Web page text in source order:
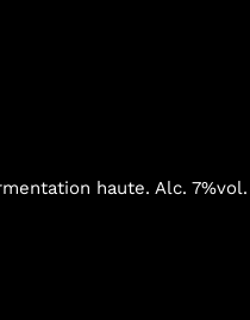
haute. Alc. 7%vol.